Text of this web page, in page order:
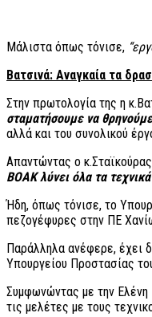
Μάλιστα όπως τόνισε,
Βατσινά: Αναγκαία τα
Στην πρωτολογία της η
σταματήσουμε να
αλλά και του συνολικού
Απαντώντας ο
ΒΟΑΚ λύνει όλα τα
Ήδη, όπως τόνισε, το
πεζογέφυρες στην ΠΕ
Παράλληλα ανέφερε, έχει
Υπουργείου Προστασίας
Συμφωνώντας με την Ελένη
τις μελέτες με τους